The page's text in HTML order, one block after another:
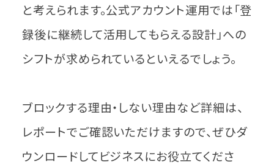
と考えられます。公式アカウント運用では「登
録後に継続して活用してもらえる設計」への
シフトが求められているといえるでしょう。
ブロックする理由・しない理由など詳細は、
レポートでご確認いただけますので、ぜひダ
ウンロードしてビジネスにお役立てくださ